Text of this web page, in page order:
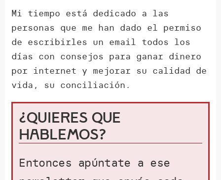
Mi tiempo está dedicado a las
personas que me han dado el permiso
de escribirles un email todos los
días con consejos para ganar dinero
por internet y mejorar su calidad de
vida, su conciliación.
¿Quieres que
hablemos?
Entonces apúntate a ese